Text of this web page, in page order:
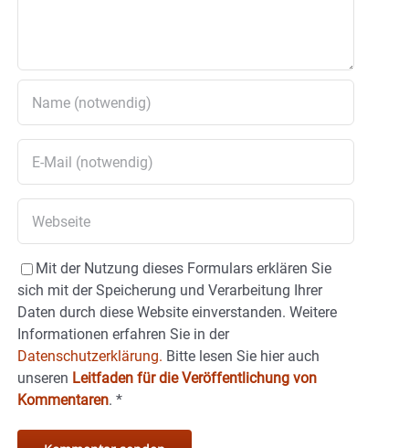
Mit der Nutzung dieses Formulars erklären Sie
sich mit der Speicherung und Verarbeitung Ihrer
Daten durch diese Website einverstanden. Weitere
Informationen erfahren Sie in der
Datenschutzerklärung. Bitte lesen Sie hier auch
unseren Leitfaden für die Veröffentlichung von
Kommentaren. *